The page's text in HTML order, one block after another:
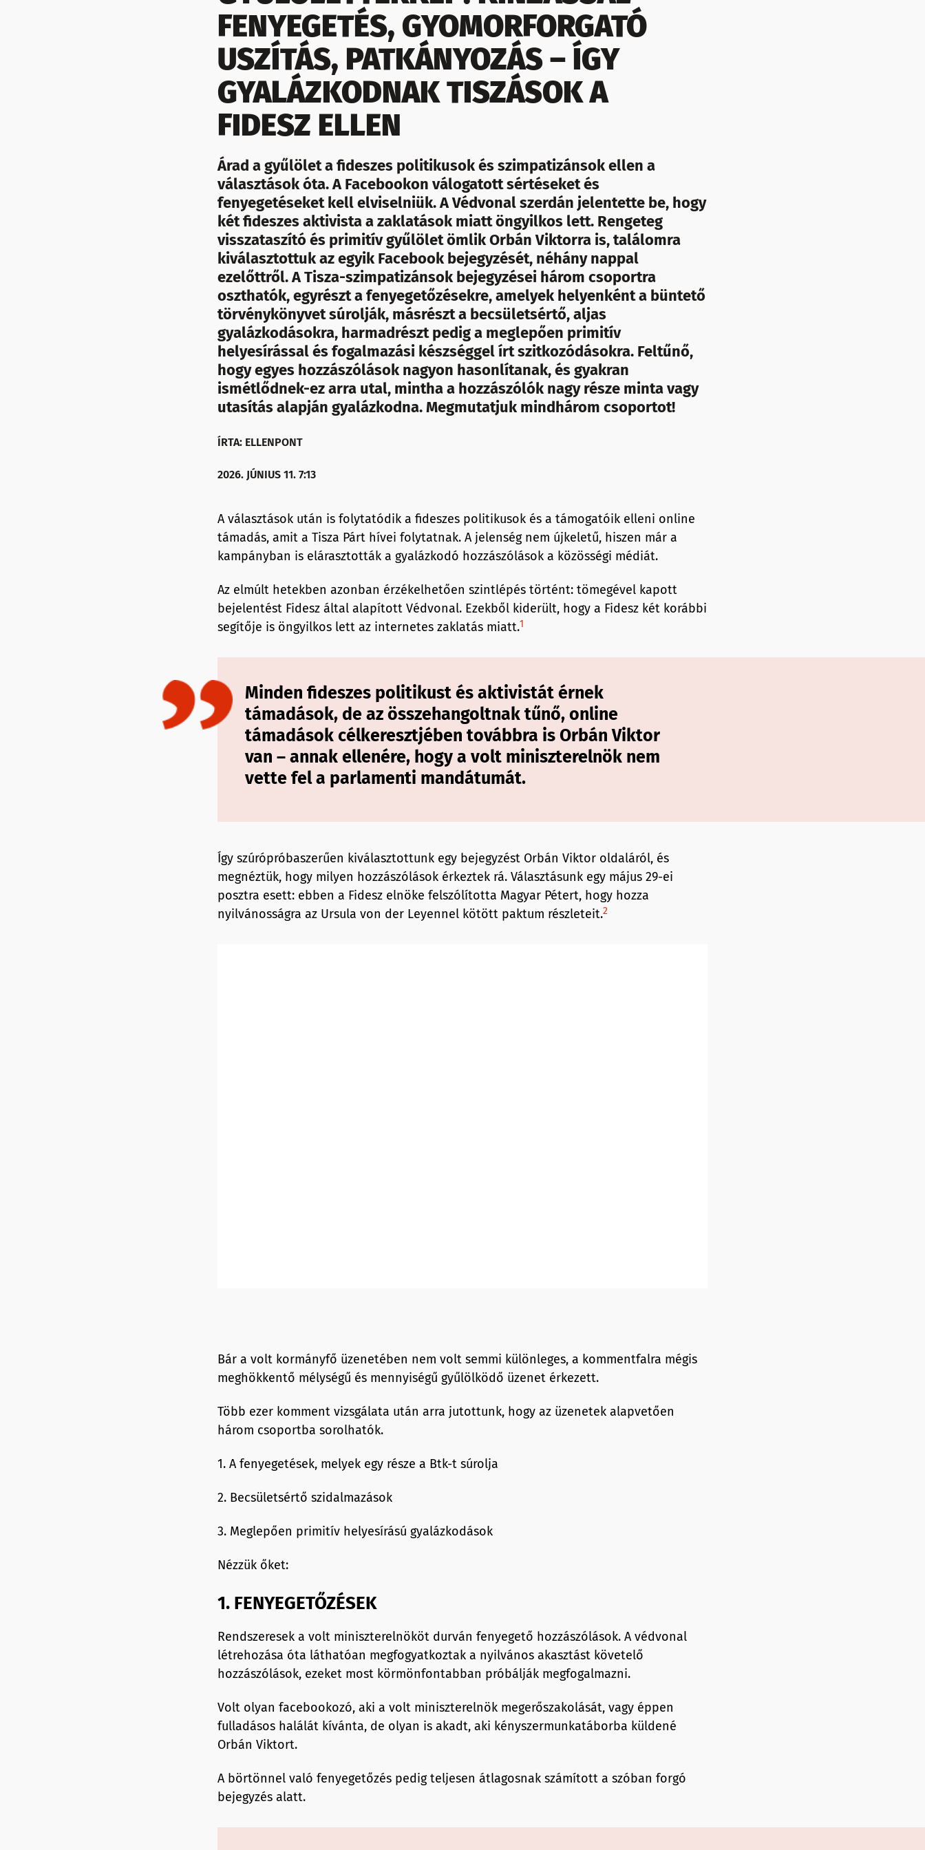
FENYEGETÉS, GYOMORFORGATÓ
USZÍTÁS, PATKÁNYOZÁS – ÍGY
GYALÁZKODNAK TISZÁSOK A
FIDESZ ELLEN
Árad a gyűlölet a fideszes politikusok és szimpatizánsok ellen a
választások óta. A Facebookon válogatott sértéseket és
fenyegetéseket kell elviselniük. A Védvonal szerdán jelentette be, hogy
két fideszes aktivista a zaklatások miatt öngyilkos lett. Rengeteg
visszataszító és primitív gyűlölet ömlik Orbán Viktorra is, találomra
kiválasztottuk az egyik Facebook bejegyzését, néhány nappal
ezelőttről. A Tisza-szimpatizánsok bejegyzései három csoportra
oszthatók, egyrészt a fenyegetőzésekre, amelyek helyenként a büntető
törvénykönyvet súrolják, másrészt a becsületsértő, aljas
gyalázkodásokra, harmadrészt pedig a meglepően primitív
helyesírással és fogalmazási készséggel írt szitkozódásokra. Feltűnő,
hogy egyes hozzászólások nagyon hasonlítanak, és gyakran
ismétlődnek-ez arra utal, mintha a hozzászólók nagy része minta vagy
utasítás alapján gyalázkodna. Megmutatjuk mindhárom csoportot!
ÍRTA: ELLENPONT
2026. JÚNIUS 11. 7:13
A választások után is folytatódik a fideszes politikusok és a támogatóik elleni online
támadás, amit a Tisza Párt hívei folytatnak. A jelenség nem újkeletű, hiszen már a
kampányban is elárasztották a gyalázkodó hozzászólások a közösségi médiát.
Az elmúlt hetekben azonban érzékelhetően szintlépés történt: tömegével kapott
bejelentést Fidesz által alapított Védvonal. Ezekből kiderült, hogy a Fidesz két korábbi
segítője is öngyilkos lett az internetes zaklatás miatt.1
Minden fideszes politikust és aktivistát érnek
támadások, de az összehangoltnak tűnő, online
támadások célkeresztjében továbbra is Orbán Viktor
van – annak ellenére, hogy a volt miniszterelnök nem
vette fel a parlamenti mandátumát.
Így szúrópróbaszerűen kiválasztottunk egy bejegyzést Orbán Viktor oldaláról, és
megnéztük, hogy milyen hozzászólások érkeztek rá. Választásunk egy május 29-ei
posztra esett: ebben a Fidesz elnöke felszólította Magyar Pétert, hogy hozza
nyilvánosságra az Ursula von der Leyennel kötött paktum részleteit.2
Bár a volt kormányfő üzenetében nem volt semmi különleges, a kommentfalra mégis
meghökkentő mélységű és mennyiségű gyűlölködő üzenet érkezett.
Több ezer komment vizsgálata után arra jutottunk, hogy az üzenetek alapvetően
három csoportba sorolhatók.
1. A fenyegetések, melyek egy része a Btk-t súrolja
2. Becsületsértő szidalmazások
3. Meglepően primitív helyesírású gyalázkodások
Nézzük őket:
1. FENYEGETŐZÉSEK
Rendszeresek a volt miniszterelnököt durván fenyegető hozzászólások. A védvonal
létrehozása óta láthatóan megfogyatkoztak a nyilvános akasztást követelő
hozzászólások, ezeket most körmönfontabban próbálják megfogalmazni.
Volt olyan facebookozó, aki a volt miniszterelnök megerőszakolását, vagy éppen
fulladásos halálát kívánta, de olyan is akadt, aki kényszermunkatáborba küldené
Orbán Viktort.
A börtönnel való fenyegetőzés pedig teljesen átlagosnak számított a szóban forgó
bejegyzés alatt.